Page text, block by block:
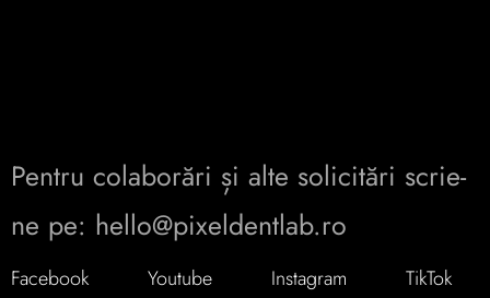
Pentru colaborări și alte solicitări scrie-
ne pe: hello@pixeldentlab.ro
Facebook Youtube Instagram TikTok